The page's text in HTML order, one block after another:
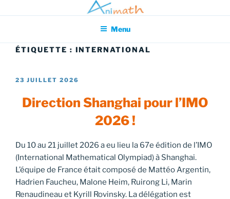
au
principal
Association pour l'Animation en Mathématiques
Menu
ÉTIQUETTE : INTERNATIONAL
PUBLIÉ
23 JUILLET 2026
Direction Shanghai pour l’IMO
2026 !
Du 10 au 21 juillet 2026 a eu lieu la 67e édition de l’IMO
(International Mathematical Olympiad) à Shanghai.
L’équipe de France était composé de Mattéo Argentin,
Hadrien Faucheu, Malone Heim, Ruirong Li, Marin
Renaudineau et Kyrill Rovinsky. La délégation est